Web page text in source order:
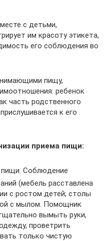
с детьми,
им красоту этикета,
его соблюдения во
пищу,
ребенок
часть родственного
к его
приема пищи:
пищи. Соблюдение
(мебель расставлена
с ростом детей; столы
с мылом. Помощник
вымыть руки,
проветрить
только чистую